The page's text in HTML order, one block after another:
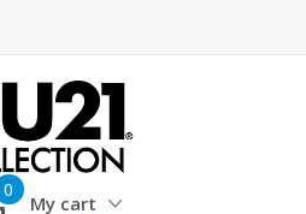
My cart
0